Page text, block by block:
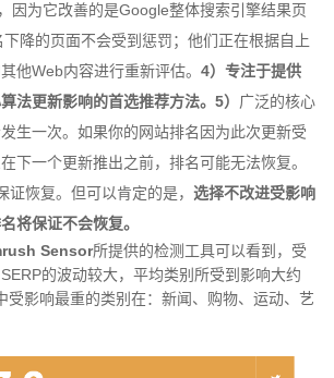
因为它改善的是Google整体搜索引擎结果页
下降的页面不会受到惩罚；他们正在根据自上
他Web内容进行重新评估。 4） 专注于提供
法更新影响的首选推荐方法。 5） 广泛的核心
生一次。如果你的网站排名因为此次更新受
下一个更新推出之前，排名可能无法恢复。
证恢复。但可以肯定的是， 选择不改进受影响
将保证不会恢复。
Sensor所提供的检测工具可以看到，受
的波动较大，平均类别所受到影响大约
受影响最重的类别在：新闻、购物、运动、艺